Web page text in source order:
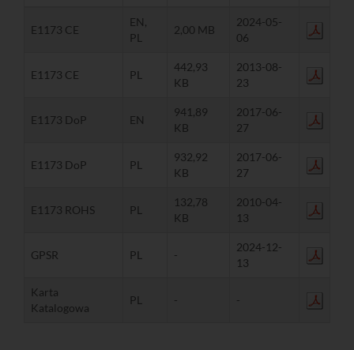
E1173 CE
EN,
PL
2,00 MB
2024-05-
06
E1173 CE PL
442,93
KB
2013-08-
23
E1173 DoP EN
941,89
KB
2017-06-
27
E1173 DoP PL
932,92
KB
2017-06-
27
E1173 ROHS PL
132,78
KB
2010-04-
13
GPSR PL -
2024-12-
13
Karta
Katalogowa
PL - -